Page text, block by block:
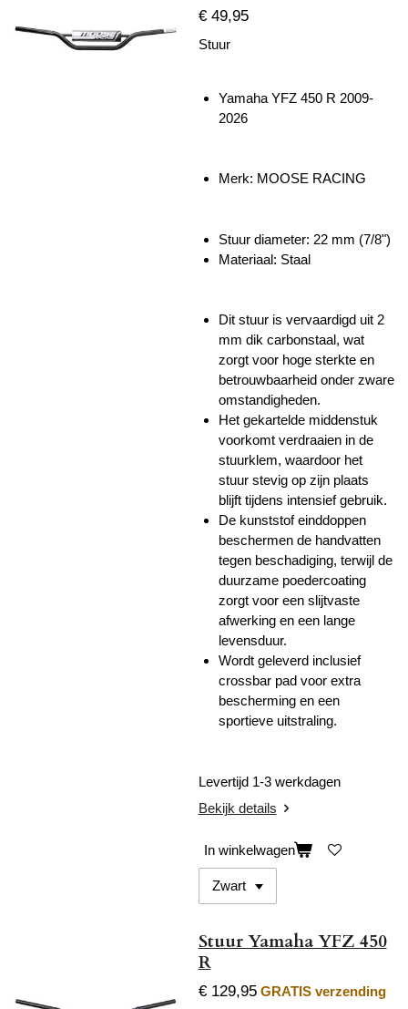
€ 49,95
Stuur
Yamaha YFZ 450 R 2009-
2026
Merk: MOOSE RACING
Stuur diameter: 22 mm (7/8")
Materiaal: Staal
Dit stuur is vervaardigd uit 2
mm dik carbonstaal, wat
zorgt voor hoge sterkte en
betrouwbaarheid onder zware
omstandigheden.
Het gekartelde middenstuk
voorkomt verdraaien in de
stuurklem, waardoor het
stuur stevig op zijn plaats
blijft tijdens intensief gebruik.
De kunststof einddoppen
beschermen de handvatten
tegen beschadiging, terwijl de
duurzame poedercoating
zorgt voor een slijtvaste
afwerking en een lange
levensduur.
Wordt geleverd inclusief
crossbar pad voor extra
bescherming en een
sportieve uitstraling.
Levertijd 1-3 werkdagen
Bekijk details
In winkelwagen
Stuur Yamaha YFZ 450
R
€ 129,95 GRATIS verzending